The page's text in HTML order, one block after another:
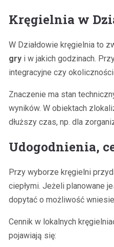
Kręgielnia w
W Działdowie kręgielnia to
gry i w jakich godzinach.
integracyjne czy
Znaczenie ma stan
wyników. W obiektach
dłuższy czas, np. dla
Udogodnienia,
Przy wyborze kręgielni
ciepłymi. Jeżeli planowane
dopytać o możliwość
Cennik w lokalnych
pojawiają się: